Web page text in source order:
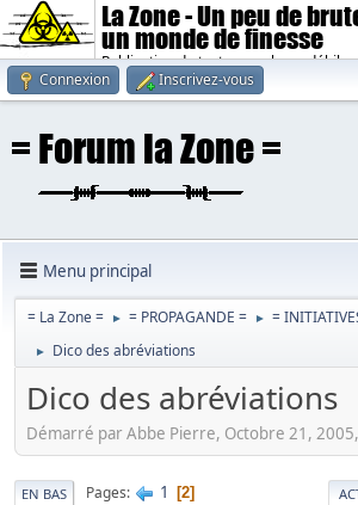
La Zone - Un peu de
un monde de finesse
Publication de textes sombres,
Connexion
Inscrivez-vous
Menu principal
= La Zone = ► = PROPAGANDE = ► =
► Dico des abréviations
Dico des abréviations
Démarré par Abbe Pierre, Octobre 21,
EN BAS Pages 1 2